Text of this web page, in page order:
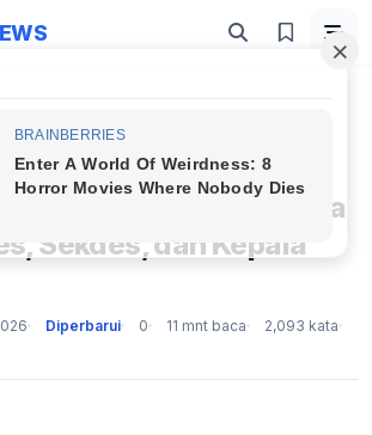
Terbaru Perangkat Desa
Sekdes, dan Kepala
Diperbarui 0 11 mnt baca
2,093 kata